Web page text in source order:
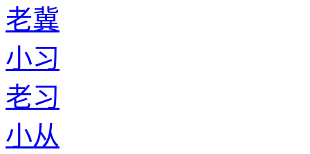
老冀
小习
老习
小从